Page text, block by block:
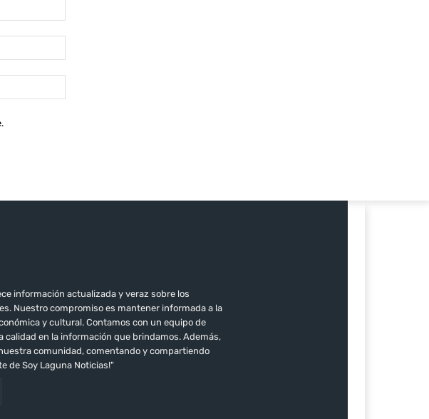
electrónico:
web:
información actualizada y veraz sobre los
Nuestro compromiso es mantener informada a la
y cultural. Contamos con un equipo de
en la información que brindamos. Además,
comunidad, comentando y compartiendo
de Soy Laguna Noticias!"